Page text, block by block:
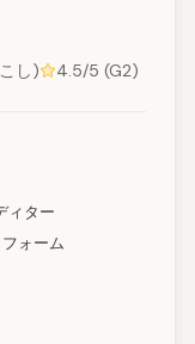
し) 4.5/5 (G2)
ィター
ォーム